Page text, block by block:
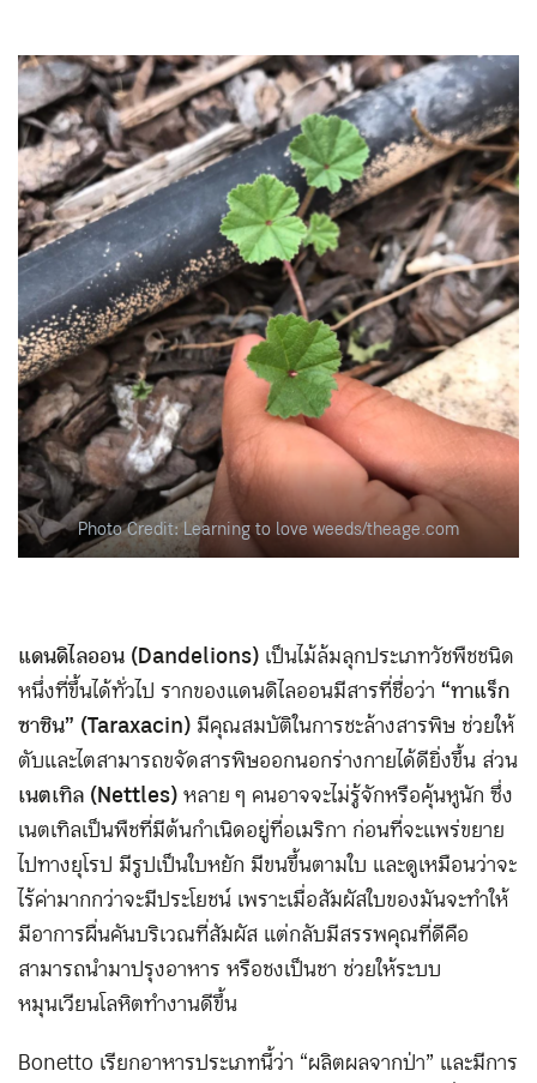
Photo Credit: Learning to love weeds/theage.com
แดนดิไลออน (Dandelions)เป็นไม้ล้มลุกประเภทวัชพืชชนิด
หนึ่งที่ขึ้นได้ทั่วไป รากของแดนดิไลออนมีสารที่ชื่อว่า“ทาแร็ก
ซาซิน” (Taraxacin)มีคุณสมบัติในการชะล้างสารพิษ ช่วยให้
ตับและไตสามารถขจัดสารพิษออกนอกร่างกายได้ดียิ่งขึ้น ส่วน
เนตเทิล (Nettles)หลาย ๆ คนอาจจะไม่รู้จักหรือคุ้นหูนัก ซึ่ง
เนตเทิลเป็นพืชที่มีต้นกำเนิดอยู่ที่อเมริกา ก่อนที่จะแพร่ขยาย
ไปทางยุโรป มีรูปเป็นใบหยัก มีขนขึ้นตามใบ และดูเหมือนว่าจะ
ไร้ค่ามากกว่าจะมีประโยชน์ เพราะเมื่อสัมผัสใบของมันจะทำให้
มีอาการผื่นคันบริเวณที่สัมผัส แต่กลับมีสรรพคุณที่ดีคือ
สามารถนำมาปรุงอาหาร หรือชงเป็นชา ช่วยให้ระบบ
หมุนเวียนโลหิตทำงานดีขึ้น
Bonetto เรียกอาหารประเภทนี้ว่า “ผลิตผลจากป่า” และมีการ